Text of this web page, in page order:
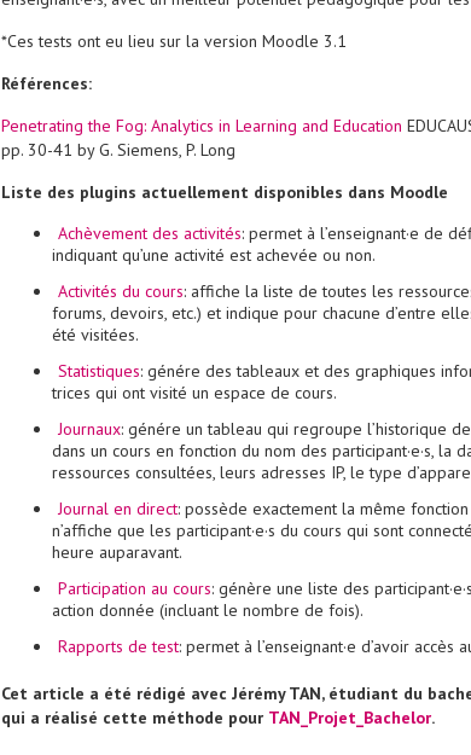
*Ces tests ont eu lieu sur la version Moodle 3.1
Références:
Penetrating the Fog: Analytics in Learning and Education
pp. 30-41 by G. Siemens, P. Long
Liste des plugins actuellement disponibles dans Moodle
Achèvement des activités: permet à l’enseignant·e de
indiquant qu’une activité est achevée ou non.
Activités du cours: affiche la liste de toutes les
forums, devoirs, etc.) et indique pour chacune d’entre
été visitées.
Statistiques: génére des tableaux et des graphiques
trices qui ont visité un espace de cours.
Journaux: génére un tableau qui regroupe l’historique
dans un cours en fonction du nom des participant·e·s, la
ressources consultées, leurs adresses IP, le type
Journal en direct: possède exactement la même
n’affiche que les participant·e·s du cours qui sont
heure auparavant.
Participation au cours: génère une liste des
action donnée (incluant le nombre de fois).
Rapports de test: permet à l’enseignant·e d’avoir accès
Cet article a été rédigé avec Jérémy TAN, étudiant du
qui a réalisé cette méthode pour TAN_Projet_Bachelor.